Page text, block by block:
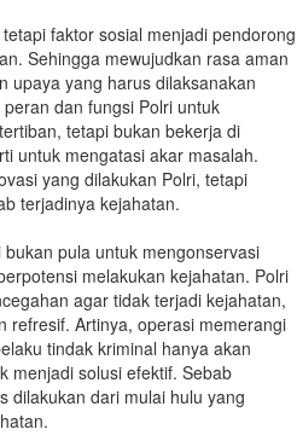
faktor sosial menjadi pendorong
Sehingga mewujudkan rasa aman
upaya yang harus dilaksanakan
dan fungsi Polri untuk
tetapi bukan bekerja di
untuk mengatasi akar masalah.
yang dilakukan Polri, tetapi
terjadinya kejahatan.
pula untuk mengonservasi
melakukan kejahatan. Polri
agar tidak terjadi kejahatan,
refresif. Artinya, operasi memerangi
tindak kriminal hanya akan
menjadi solusi efektif. Sebab
dilakukan dari mulai hulu yang